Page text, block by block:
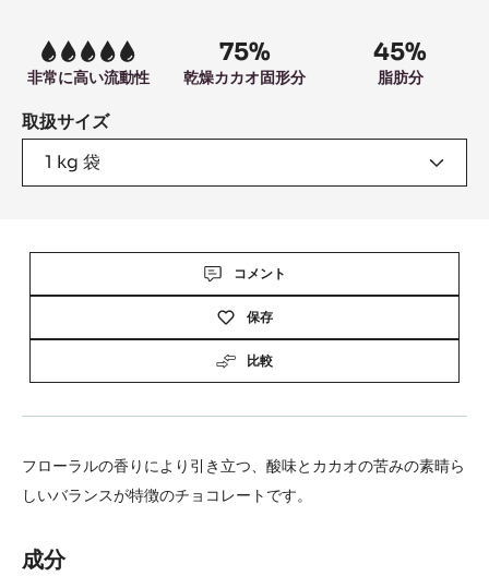
5
非常に高い流動性
75%
乾燥カカオ固形分
45%
脂肪分
取扱サイズ
1 kg 袋
コメント
保存
比較
フローラルの香りにより引き立つ、酸味とカカオの苦みの素晴ら
しいバランスが特徴のチョコレートです。
成分